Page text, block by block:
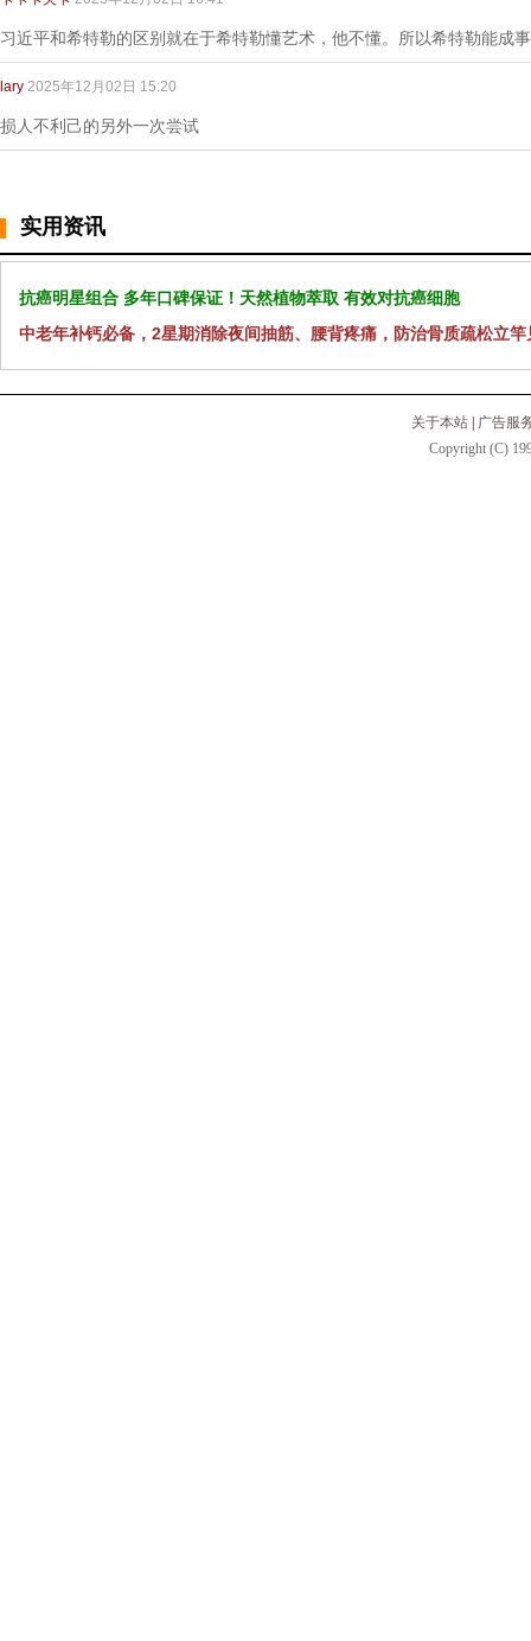
习近平和希特勒的区别就在于希特勒懂艺术，他不懂。所以希特勒能成
lary 2025年12月02日 15:20
损人不利己的另外一次尝试
实用资讯
抗癌明星组合 多年口碑保证！天然植物萃取 有效对抗癌细胞
中老年补钙必备，2星期消除夜间抽筋、腰背疼痛，防治骨质疏松立竿
关于本站 | 广告服
Copyright (C)